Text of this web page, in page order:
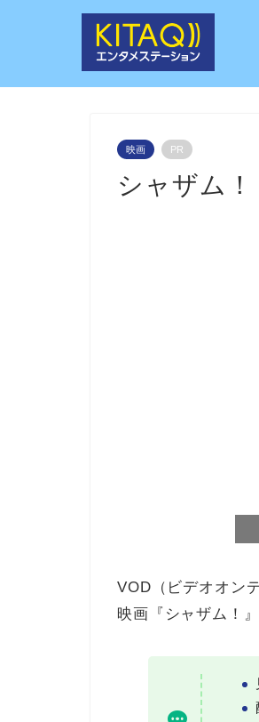
映画 PR
シャザム！
VOD（ビデオオン
映画『シャザム！